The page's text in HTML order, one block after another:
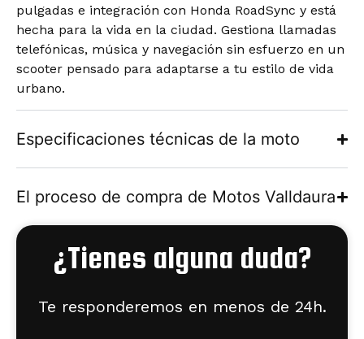
pulgadas e integración con Honda RoadSync y está
hecha para la vida en la ciudad. Gestiona llamadas
telefónicas, música y navegación sin esfuerzo en un
scooter pensado para adaptarse a tu estilo de vida
urbano.
Especificaciones técnicas de la moto
El proceso de compra de Motos Valldaura
¿Tienes alguna duda?
Te responderemos en menos de 24h.